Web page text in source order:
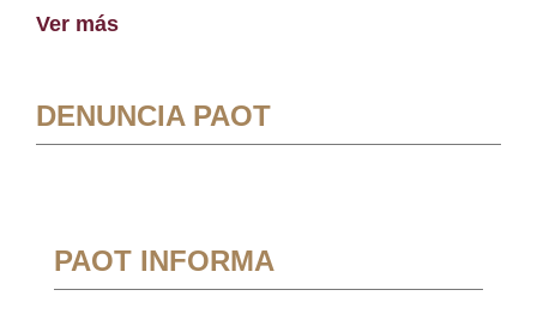
Ver más
DENUNCIA PAOT
PAOT INFORMA